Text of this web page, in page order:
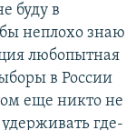
буду в
неплохо знаю
любопытная
в России
еще никто не
где-